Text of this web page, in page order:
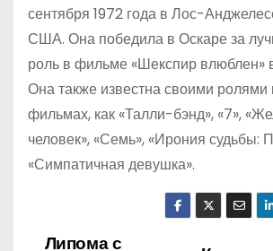
сентября 1972 года в Лос-
США. Она победила в Оскаре за
роль в фильме «Шекспир влюблен»
Она также известна своими ролями
фильмах, как «Талли-бэнд», «7»,
человек», «Семь», «Ирония судьбы:
«Симпатичная девушка».
Липома с